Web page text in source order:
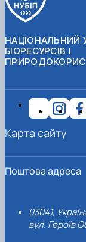
НАЦІОНАЛЬНИЙ
БІОРЕСУРСІВ І
Поштова адреса
03041,
вул. Героїв
Карта сайту